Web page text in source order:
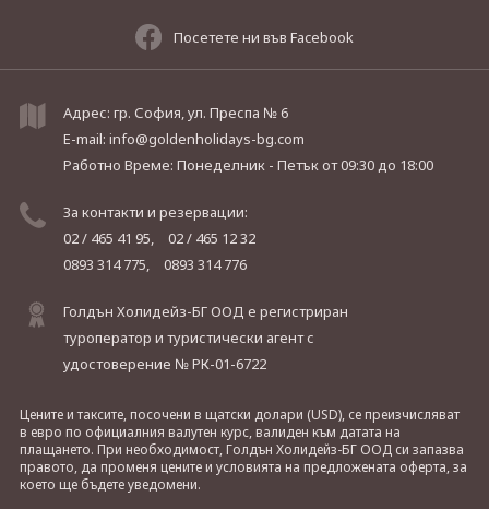
Посетете ни във Facebook
Адрес: гр. София, ул. Преспа № 6
E-mail: info@goldenholidays-bg.com
Работно Време: Понеделник - Петъкот 09:30 до 18:00
За контакти и резервации:
02 / 465 41 95,
02 / 465 12 32
0893 314 775,
0893 314 776
Голдън Холидейз-БГ ООД е регистриран
туроператор и туристически агент с
удостоверение № РК-01-6722
Цените и таксите, посочени в щатски долари (USD), се преизчисляват
в евро по официалния валутен курс, валиден към датата на
плащането. При необходимост, Голдън Холидейз-БГ ООД си запазва
правото, да променя цените и условията на предложената оферта, за
което ще бъдете уведомени.